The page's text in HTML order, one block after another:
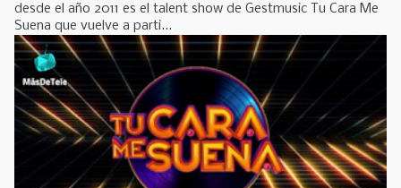
desde el año 2011 es el talent show de Gestmusic Tu Cara Me
Suena que vuelve a parti...